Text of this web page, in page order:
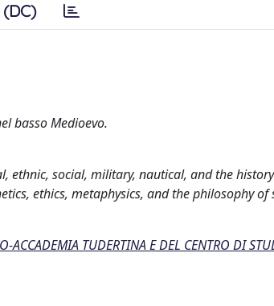
basso Medioevo.
social, military, nautical, and the
ethics, metaphysics, and the philosophy of
TUDERTINA E DEL CENTRO DI